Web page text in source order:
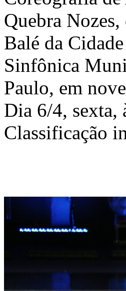
Quebra
Balé da
Sinfônica
Paulo, em
Dia 6/4, sexta,
Classificação